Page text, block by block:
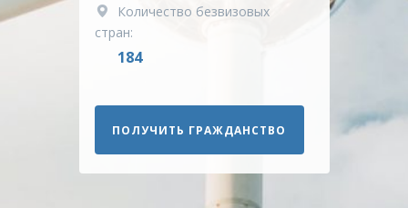
Количество безвизовых
стран:
184
ПОЛУЧИТЬ ГРАЖДАНСТВО